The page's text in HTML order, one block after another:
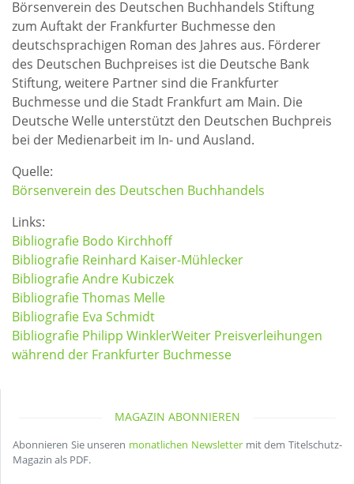
Börsenverein des Deutschen Buchhandels Stiftung
zum Auftakt der Frankfurter Buchmesse den
deutschsprachigen Roman des Jahres aus. Förderer
des Deutschen Buchpreises ist die Deutsche Bank
Stiftung, weitere Partner sind die Frankfurter
Buchmesse und die Stadt Frankfurt am Main. Die
Deutsche Welle unterstützt den Deutschen Buchpreis
bei der Medienarbeit im In- und Ausland.
Quelle:
Börsenverein des Deutschen Buchhandels
Links:
Bibliografie Bodo Kirchhoff
Bibliografie Reinhard Kaiser-Mühlecker
Bibliografie Andre Kubiczek
Bibliografie Thomas Melle
Bibliografie Eva Schmidt
Bibliografie Philipp WinklerWeiter Preisverleihungen
während der Frankfurter Buchmesse
MAGAZIN ABONNIEREN
Abonnieren Sie unseren monatlichen Newslettermit dem Titelschutz-
Magazin als PDF.